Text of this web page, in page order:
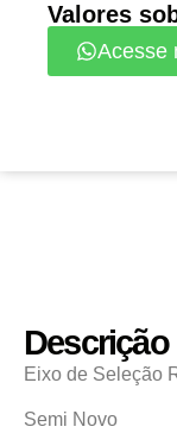
Valores
Acesse
Descrição
Eixo de Seleção
Semi Novo